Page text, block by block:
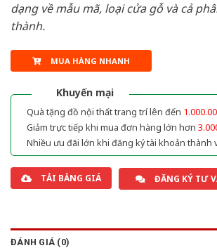
dạng về mẫu mã, loại cửa gỗ và cả
thành.
MUA HÀNG NHANH
Khuyến mại
Quà tặng đồ nội thất trang trí lên đến
Giảm trực tiếp khi mua đơn hàng lớn hơn
Nhiều ưu đãi lớn khi đăng ký tài khoản thành
TẢI BẢNG GIÁ ĐĂNG KÝ TƯ
ĐÁNH GIÁ (0)